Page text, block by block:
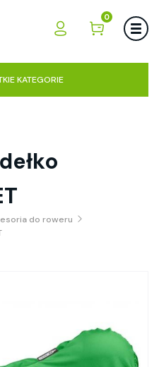
0
KATEGORIE
do roweru